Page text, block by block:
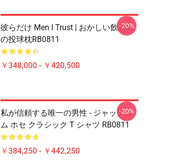
彼らだけ Men I Trust | おかしい飲み物
の投球枕RB0811
￥348,000 - ￥420,500
-20%
私が信頼する唯一の男性 - ジャックジ
ム ホセ クラシック T シャツ RB0811
￥384,250 - ￥442,250
-20%